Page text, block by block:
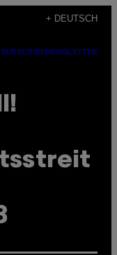
+ DEUTSCH
SUBSCRIBENEWSLETTER